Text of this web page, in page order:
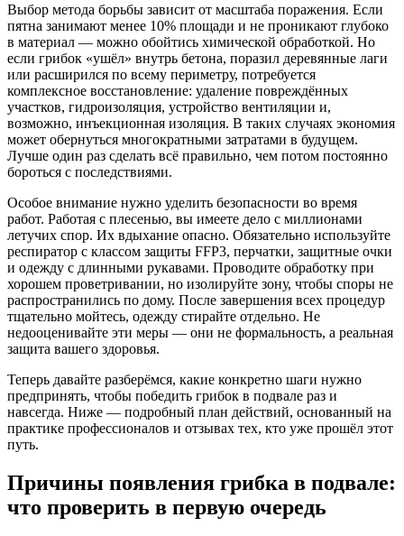
Выбор метода борьбы зависит от масштаба поражения. Если
пятна занимают менее 10% площади и не проникают глубоко
в материал — можно обойтись химической обработкой. Но
если грибок «ушёл» внутрь бетона, поразил деревянные лаги
или расширился по всему периметру, потребуется
комплексное восстановление: удаление повреждённых
участков, гидроизоляция, устройство вентиляции и,
возможно, инъекционная изоляция. В таких случаях экономия
может обернуться многократными затратами в будущем.
Лучше один раз сделать всё правильно, чем потом постоянно
бороться с последствиями.
Особое внимание нужно уделить безопасности во время
работ. Работая с плесенью, вы имеете дело с миллионами
летучих спор. Их вдыхание опасно. Обязательно используйте
респиратор с классом защиты FFP3, перчатки, защитные очки
и одежду с длинными рукавами. Проводите обработку при
хорошем проветривании, но изолируйте зону, чтобы споры не
распространились по дому. После завершения всех процедур
тщательно мойтесь, одежду стирайте отдельно. Не
недооценивайте эти меры — они не формальность, а реальная
защита вашего здоровья.
Теперь давайте разберёмся, какие конкретно шаги нужно
предпринять, чтобы победить грибок в подвале раз и
навсегда. Ниже — подробный план действий, основанный на
практике профессионалов и отзывах тех, кто уже прошёл этот
путь.
Причины появления грибка в подвале:
что проверить в первую очередь